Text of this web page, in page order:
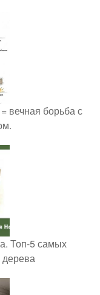
вечная борьба с
Топ-5 самых
дерева